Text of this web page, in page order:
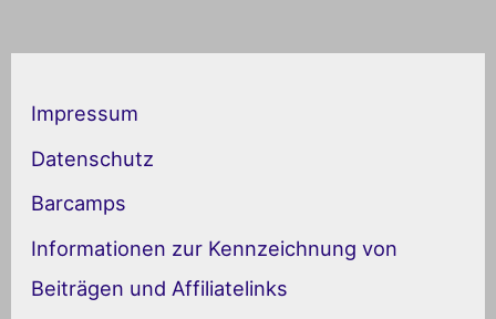
Impressum
Datenschutz
Barcamps
Informationen zur Kennzeichnung von
Beiträgen und Affiliatelinks
a
t
e